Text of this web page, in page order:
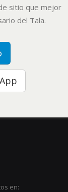
sitio que mejor
del Tala.
en: